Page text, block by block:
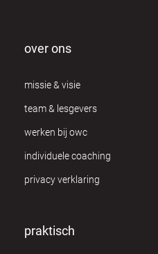
over ons
missie & visie
team & lesgevers
werken bij owc
individuele coaching
privacy verklaring
praktisch